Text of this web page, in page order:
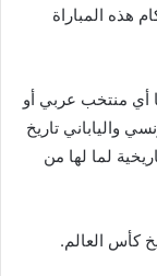
هذه المباراة
أي منتخب عربي أو
والياباني تاريخ
لما لها من
كأس العالم.